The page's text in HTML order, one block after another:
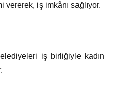
vererek, iş imkânı sağlıyor.
iş birliğiyle kadın